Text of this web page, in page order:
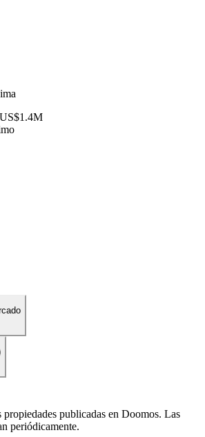
US$1.4M
propiedades publicadas en Doomos. Las
periódicamente.